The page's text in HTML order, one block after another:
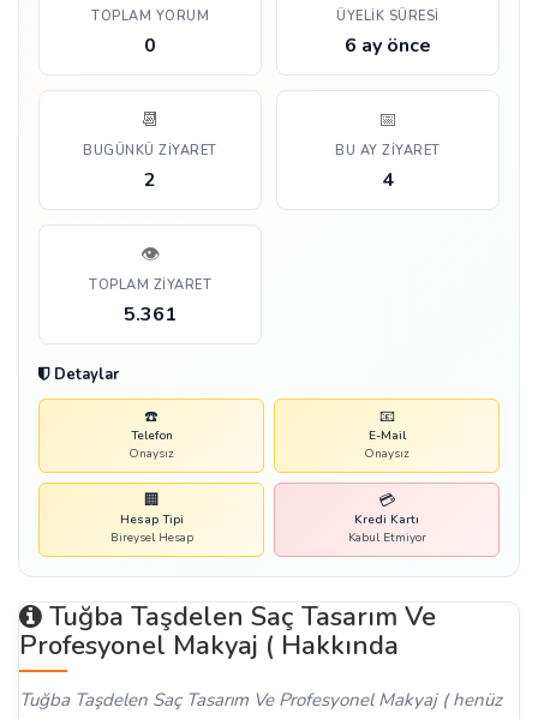
TOPLAM YORUM
0
ÜYELIK SÜRESI
6 ay önce
📆
BUGÜNKÜ ZIYARET
2
📅
BU AY ZIYARET
4
👁️
TOPLAM ZIYARET
5.361
Detaylar
☎️
Telefon
Onaysız
📧
E-Mail
Onaysız
🏢
Hesap Tipi
Bireysel Hesap
💳
Kredi Kartı
Kabul Etmiyor
Tuğba Taşdelen Saç Tasarım Ve
Profesyonel Makyaj ( Hakkında
Tuğba Taşdelen Saç Tasarım Ve Profesyonel Makyaj ( henüz